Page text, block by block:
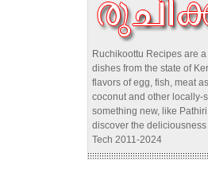
Ruchikoottu Recipes are
dishes from the state of
flavors of egg, fish, meat
coconut and other locally-
something new, like
discover the
Tech 2011-2024